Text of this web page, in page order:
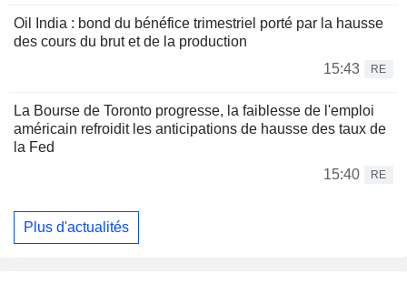
Oil India : bond du bénéfice trimestriel porté par la hausse
des cours du brut et de la production
15:43
RE
La Bourse de Toronto progresse, la faiblesse de l'emploi
américain refroidit les anticipations de hausse des taux de
la Fed
15:40
RE
Plus d'actualités